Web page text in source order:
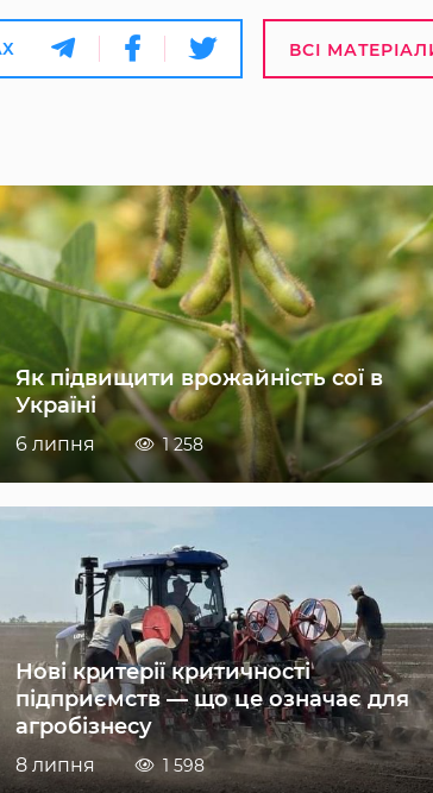
ВСІ
Як підвищити врожайність сої в
Україні
6 липня 1 258
Нові критерії критичності
підприємств — що це означає для
агробізнесу
8 липня 1 598